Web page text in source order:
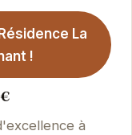
La
!
à